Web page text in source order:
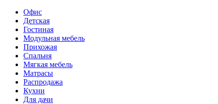
Офис
Детская
Гостиная
Модульная мебель
Прихожая
Спальня
Мягкая мебель
Матрасы
Распродажа
Кухни
Для дачи